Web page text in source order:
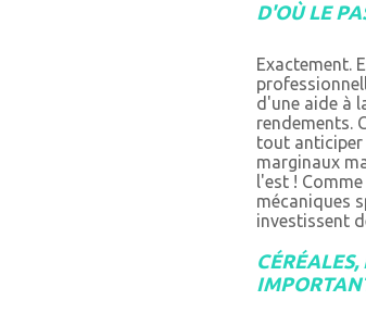
D'OÙ LE
Exactement.
d'une aide à
rendements.
tout anticiper
marginaux
l'est !
mécaniques
investissent